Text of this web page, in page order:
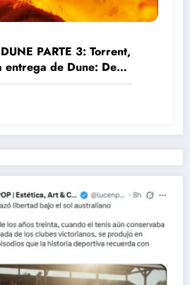
PARTE 3: Torrent,
de Dune: Denis
del nuevo misticismo